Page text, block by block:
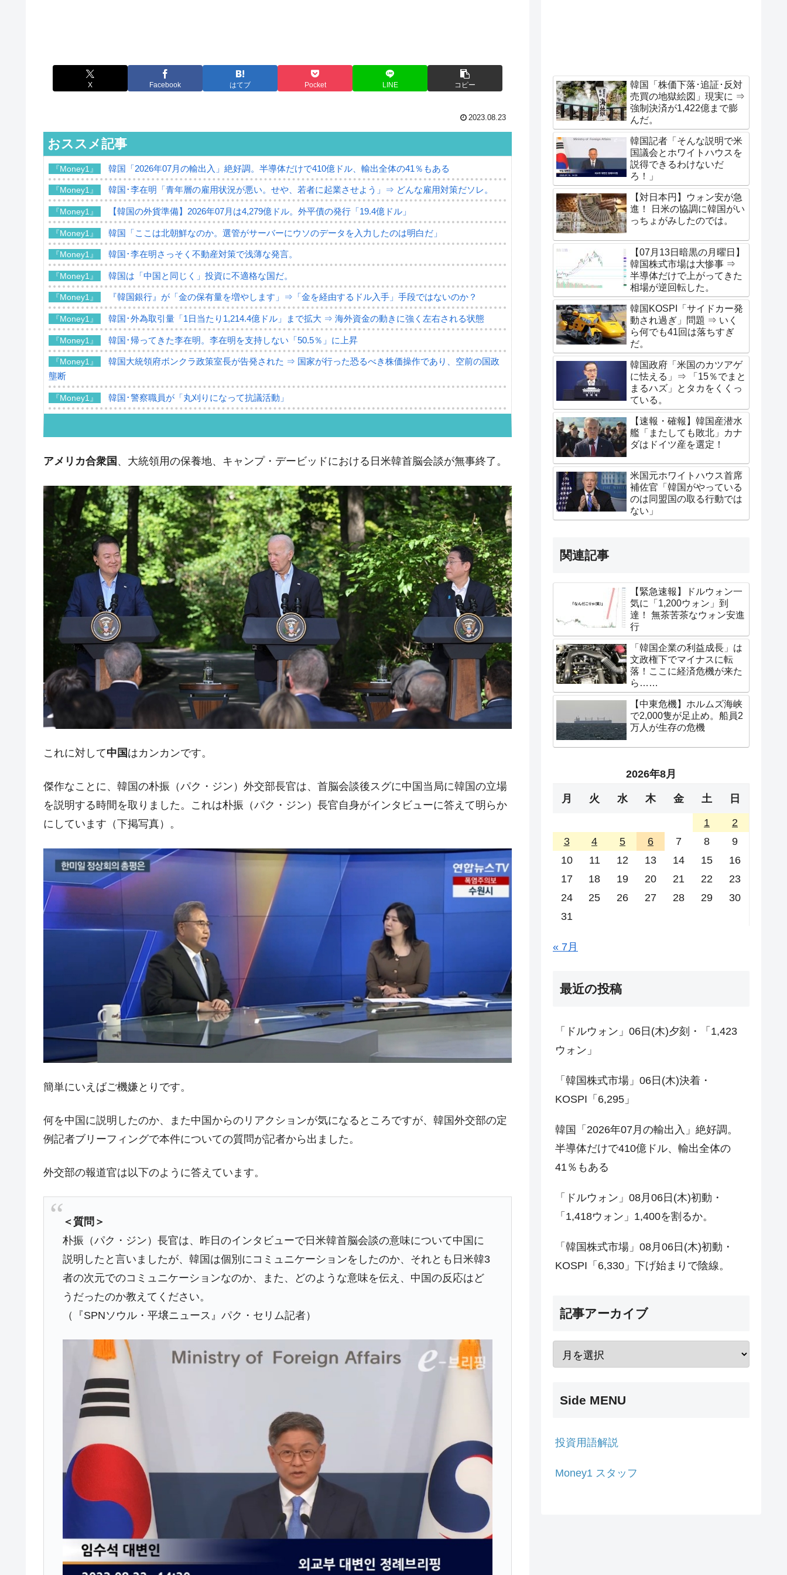
X Facebook はてブ Pocket LINE コピー
2023.08.23
おススメ記事
『Money1』 韓国「2026年07月の輸出入」絶好調。半導体だけで410億ドル、輸出全体の41％もある
『Money1』 韓国･李在明「青年層の雇用状況が悪い。せや、若者に起業させよう」⇒ どんな雇用対策だソレ。
『Money1』 【韓国の外貨準備】2026年07月は4,279億ドル。外平債の発行「19.4億ドル」
『Money1』 韓国「ここは北朝鮮なのか。選管がサーバーにウソのデータを入力したのは明白だ」
『Money1』 韓国･李在明さっそく不動産対策で浅薄な発言。
『Money1』 韓国は「中国と同じく」投資に不適格な国だ。
『Money1』 『韓国銀行』が「金の保有量を増やします」⇒「金を経由するドル入手」手段ではないのか？
『Money1』 韓国･外為取引量「1日当たり1,214.4億ドル」まで拡大 ⇒ 海外資金の動きに強く左右される状態
『Money1』 韓国･帰ってきた李在明。李在明を支持しない「50.5％」に上昇
『Money1』
韓国大統領府ボンクラ政策室長が告発された ⇒ 国家が行った恐るべき株価操作であり、空前の国政
壟断
『Money1』 韓国･警察職員が「丸刈りになって抗議活動」
韓国製造業「半導体絶好調」のウラで他業種は全般的「不調」⇒ PSIが示す現況は決して良くない。
『Money1』 【米韓激突案件】韓国消費者院が『クーパン』1人当たり賠償10万ウォンを認定 ⇒ 総額3兆7,000億
『Money1』 韓国型イージス搭載の次世代駆逐艦「KDDX」1番艦、2032年竣工と公示
『Money1』 【対日本円】ウォン安が急進！ 日米の協調に韓国がいっちょがみしたのでは。
『Money1』
韓国政府『BYD』車への補助金を全廃 ⇒ 実は韓国で『BYD』車は売れている。6カ月で対前年同期比
1.9倍！
『Money1』
在韓米国大使スティールが着韓！⇒ さっそく空港に詰めかけ「出て行け！」「極右勢力」のプラカー
ドを掲げる「在韓反米勢力」
『Money1』 韓国政府「2035年までに18.4GW規模のAIデータセンター整備」⇒ だから無理だってば。
『Money1』 JPモルガン「韓国レバレッジETFの清算はほぼ終わった」
『Money1』 韓国『国民年金公団』株価暴落で200兆蒸発。
『Money1』 韓国政府「ニセＫ-ブランドを通報しようキャンペーン」⇒ あの名物教授も登場！
『Money1』 韓国「橋が落ちました」⇒ 耐久性「なさすぎ」では。
『Money1』 韓国鉄鋼最大手『POSCO』ズブズブ沈む。営業利益80.2％も減少
『Money1』
米国下院「韓国の公務員個人をターゲットにぶん殴る法案」提出！⇒ クーパン問題は合衆国企業に対
『Money1』 韓国ボンクラ政策室長･金容範、株価暴落に他人事のような発言。
『Money1』 韓国半導体『SKハイニックス』2026年2Qの業績「史上最高益」当期純利益は前年同期比13.4倍に。
『Money1』 韓国･加徳島新国際空港「またも暗礁」の危機 ⇒ 10.7兆では損が出るからできない。
『Money1』
【速報】韓国株式市場の暴落・本日07月29日(水)もサイドカー・サーキットブレイカーの二段コンボ
発動！
『Money1』 IT産業は人を雇用する効果は低い。全産業の半分未満しか雇用を生まない
韓国「株式市場が賭博場のように変質したのは政界の責任だ」
『Money1』 韓国「2026年1Q 資金循環統計」面白い結果に。
韓国化学企業最大手『ロッテケミカル』純借入金が約8兆。信用格付け「ネガティブ」にダウン
韓国株式市場･暗黒の火曜日。サーキットブレイカーも発動！ 半導体2銘柄の暴落
韓国･カードローン金利「15％」突破！
日本の誇る海洋資源調査船『白嶺』は先進技術の塊！
Fact1 夏の甲子園、優勝校を最も多く輩出している都道府県とは？
Fact1 今話題の「楽天ライオンズ」とは？
Fact1 平成仮面ライダーの意外すぎるモチーフとは？
Fact1 発表から2日で大崩壊、鳴かず飛ばずに終わりそうなスーパーリーグとは？
Fact1
アメリカ合衆国 、大統領用の保養地、キャンプ・デービッドにおける日米韓首脳会談が無事終了。
これに対して中国 はカンカンです。
傑作なことに、韓国の朴振（パク・ジン）外交部長官は、首脳会談後スグに中国当局に韓国の立場
を説明する時間を取りました。これは朴振（パク・ジン）長官自身がインタビューに答えて明らか
にしています（下掲写真）。
簡単にいえばご機嫌とりです。
何を中国に説明したのか、また中国からのリアクションが気になるところですが、韓国外交部の定
例記者ブリーフィングで本件についての質問が記者から出ました。
外交部の報道官は以下のように答えています。
＜質問＞
朴振（パク・ジン）長官は、昨日のインタビューで日米韓首脳会談の意味について中国に
説明したと言いましたが、韓国は個別にコミュニケーションをしたのか、それとも日米韓3
者の次元でのコミュニケーションなのか、また、どのような意味を伝え、中国の反応はど
うだったのか教えてください。
（『SPNソウル・平壌ニュース』パク・セリム記者）
韓国「株価下落･追証･反対
売買の地獄絵図」現実に ⇒
強制決済が1,422億まで膨
んだ。
韓国記者「そんな説明で米
国議会とホワイトハウスを
説得できるわけないだ
ろ！」
【対日本円】ウォン安が急
進！ 日米の協調に韓国がい
っちょがみしたのでは。
【07月13日暗黒の月曜日】
韓国株式市場は大惨事 ⇒
半導体だけで上がってきた
相場が逆回転した。
韓国KOSPI「サイドカー発
動され過ぎ」問題 ⇒ いく
ら何でも41回は落ちすぎ
だ。
韓国政府「米国のカツアゲ
に怯える」⇒ 「15％でまと
まるハズ」とタカをくくっ
ている。
【速報・確報】韓国産潜水
艦「またしても敗北」カナ
ダはドイツ産を選定！
米国元ホワイトハウス首席
補佐官「韓国がやっている
のは同盟国の取る行動では
ない」
関連記事
【緊急速報】ドルウォン一
気に「1,200ウォン」到
達！ 無茶苦茶なウォン安進
行
「韓国企業の利益成長」は
文政権下でマイナスに転
落！ここに経済危機が来た
ら……
【中東危機】ホルムズ海峡
で2,000隻が足止め。船員2
万人が生存の危機
2026年8月
月 火 水 木 金 土 日
1
2
3
4 5 6 7 8
9
10
11 12 13 14 15
16
17
18 19 20 21 22
23
24
25 26 27 28 29
30
31
« 7月
最近の投稿
「ドルウォン」06日(木)夕刻・「1,423
ウォン」
「韓国株式市場」06日(木)決着・
KOSPI「6,295」
韓国「2026年07月の輸出入」絶好調。
半導体だけで410億ドル、輸出全体の
41％もある
「ドルウォン」08月06日(木)初動・
「1,418ウォン」1,400を割るか。
「韓国株式市場」08月06日(木)初動・
KOSPI「6,330」下げ始まりで陰線。
記事アーカイブ
Side MENU
投資用語解説
Money1 スタッフ